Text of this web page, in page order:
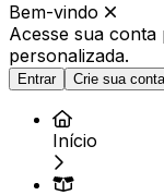
Bem-vindo
Acesse sua conta
personalizada.
Entrar Crie sua conta
Início